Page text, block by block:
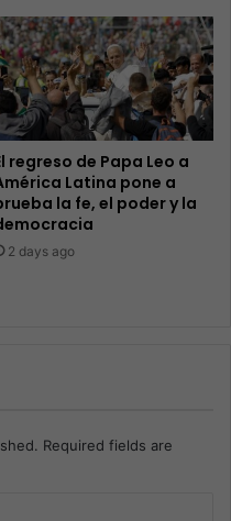
regreso de Papa Leo a
Latina pone a
la fe, el poder y la
2 days ago
Required fields are